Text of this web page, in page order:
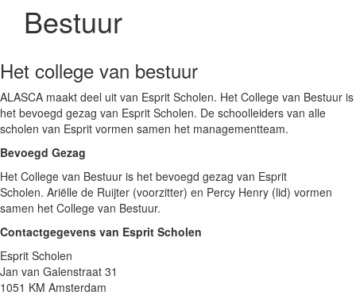
Bestuur
Het college van bestuur
ALASCA maakt deel uit van Esprit Scholen. Het College van Bestuur is
het bevoegd gezag van Esprit Scholen. De schoolleiders van alle
scholen van Esprit vormen samen het managementteam.
Bevoegd Gezag
Het College van Bestuur is het bevoegd gezag van Esprit
Scholen. Ariëlle de Ruijter (voorzitter) en Percy Henry (lid) vormen
samen het College van Bestuur.
Contactgegevens van Esprit Scholen
Esprit Scholen
Jan van Galenstraat 31
1051 KM Amsterdam